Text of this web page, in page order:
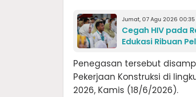
Jumat, 07 Agu 2026 00:35
Cegah HIV pada
Edukasi Ribuan
Penegasan tersebut
Pekerjaan Konstruksi di
2026, Kamis (18/6/2026).